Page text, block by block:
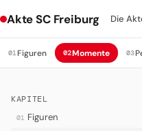
Akte SC Freiburg Die
01Figuren 02Momente 03
KAPITEL
01 Figuren